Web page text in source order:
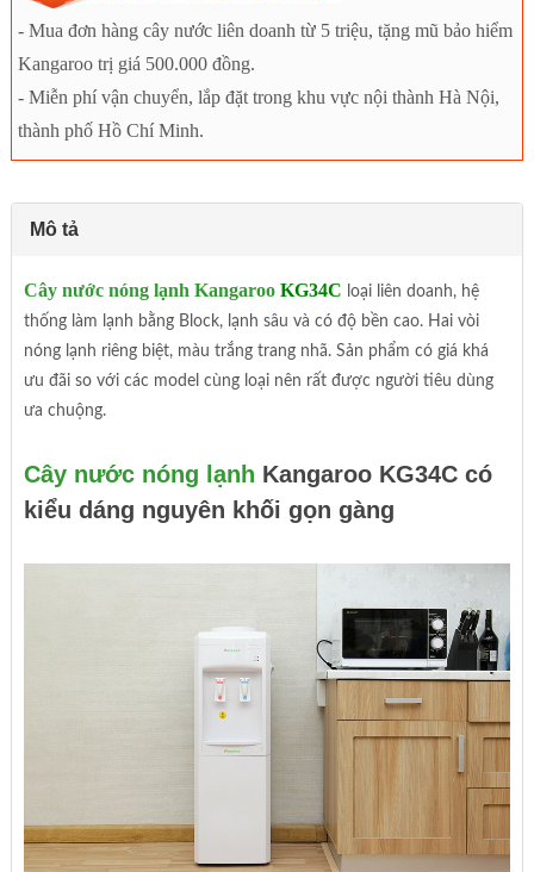
- Mua đơn hàng cây nước liên doanh từ 5 triệu, tặng mũ bảo hiểm
Kangaroo trị giá 500.000 đồng.
- Miễn phí vận chuyển, lắp đặt trong khu vực nội thành Hà Nội,
thành phố Hồ Chí Minh.
Mô tả
Cây nước nóng lạnh KangarooKG34C loại liên doanh, hệ
thống làm lạnh bằng Block, lạnh sâu và có độ bền cao. Hai vòi
nóng lạnh riêng biệt, màu trắng trang nhã. Sản phẩm có giá khá
ưu đãi so với các model cùng loại nên rất được người tiêu dùng
ưa chuộng.
Cây nước nóng lạnh Kangaroo KG34C có
kiểu dáng nguyên khối gọn gàng